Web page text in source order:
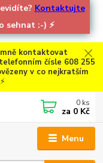
Kontaktujte
sehnat :-) ⚡
kontaktovat
čísle 608 255
v co nejkratším
⚡
Menu
0 ks
za 0 Kč